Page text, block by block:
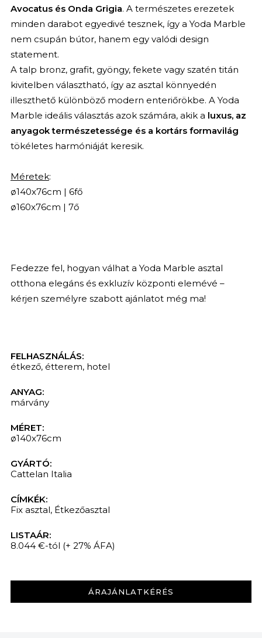
Avocatus és Onda Grigia. A természetes erezetek
minden darabot egyedivé tesznek, így a Yoda Marble
nem csupán bútor, hanem egy valódi design
statement.
A talp bronz, grafit, gyöngy, fekete vagy szatén titán
kivitelben választható, így az asztal könnyedén
illeszthető különböző modern enteriőrökbe. A Yoda
Marble ideális választás azok számára, akik a luxus, az
anyagok természetessége és a kortárs formavilág
tökéletes harmóniáját keresik.
Méretek:
ø140x76cm | 6fő
ø160x76cm | 7ő
Fedezze fel, hogyan válhat a Yoda Marble asztal
otthona elegáns és exkluzív központi elemévé –
kérjen személyre szabott ajánlatot még ma!
FELHASZNÁLÁS:
étkező, étterem, hotel
ANYAG:
márvány
MÉRET:
ø140x76cm
GYÁRTÓ:
Cattelan Italia
CÍMKÉK:
Fix asztal, Étkezőasztal
LISTAÁR:
8.044 €-tól (+ 27% ÁFA)
ÁRAJÁNLATKÉRÉS